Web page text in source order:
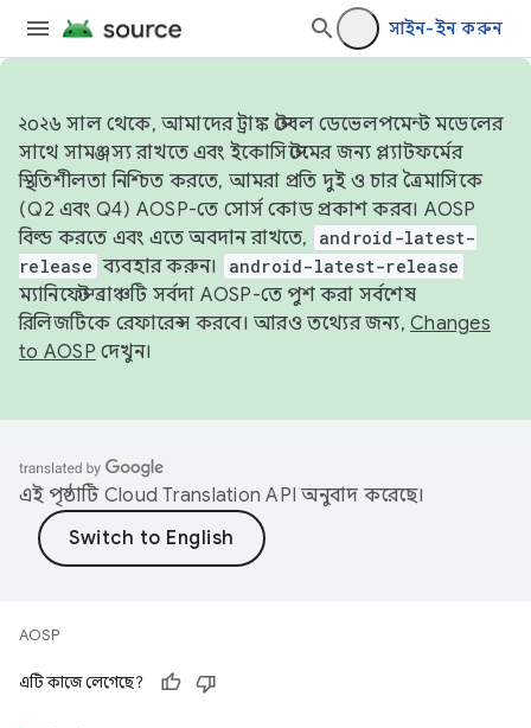
সাইন-ইন করুন
২০২৬ সাল থেকে, আমাদের ট্রাঙ্ক স্টেবল ডেভেলপমেন্ট মডেলের
সাথে সামঞ্জস্য রাখতে এবং ইকোসিস্টেমের জন্য প্ল্যাটফর্মের
স্থিতিশীলতা নিশ্চিত করতে, আমরা প্রতি দুই ও চার ত্রৈমাসিকে
(Q2 এবং Q4) AOSP-তে সোর্স কোড প্রকাশ করব। AOSP
বিল্ড করতে এবং এতে অবদান রাখতে,
android-latest-
release ব্যবহার করুন। android-latest-release
ম্যানিফেস্ট ব্রাঞ্চটি সর্বদা AOSP-তে পুশ করা সর্বশেষ
রিলিজটিকে রেফারেন্স করবে। আরও তথ্যের জন্য, Changes
to AOSP দেখুন।
এই পৃষ্ঠাটি Cloud Translation API অনুবাদ করেছে।
AOSP
এটি কাজে লেগেছে?